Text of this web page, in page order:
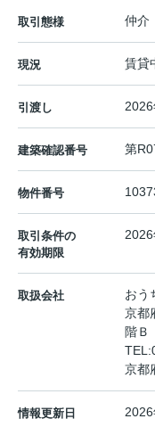
取引態様 仲介
現況 賃貸
引渡し
建築確認番号 第
物件番号
取引条件の
有効期限
取扱会社
おう
京都
階Ｂ
TEL:
京都
情報更新日